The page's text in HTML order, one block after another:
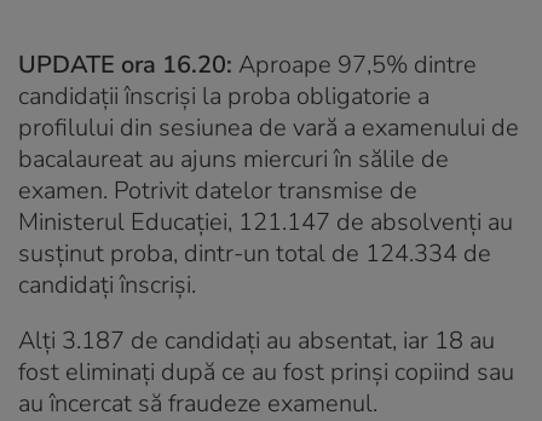
UPDATE ora 16.20: Aproape 97,5% dintre
candidații înscriși la proba obligatorie a
profilului din sesiunea de vară a examenului de
bacalaureat au ajuns miercuri în sălile de
examen. Potrivit datelor transmise de
Ministerul Educației, 121.147 de absolvenți au
susținut proba, dintr-un total de 124.334 de
candidați înscriși.
Alți 3.187 de candidați au absentat, iar 18 au
fost eliminați după ce au fost prinși copiind sau
au încercat să fraudeze examenul.